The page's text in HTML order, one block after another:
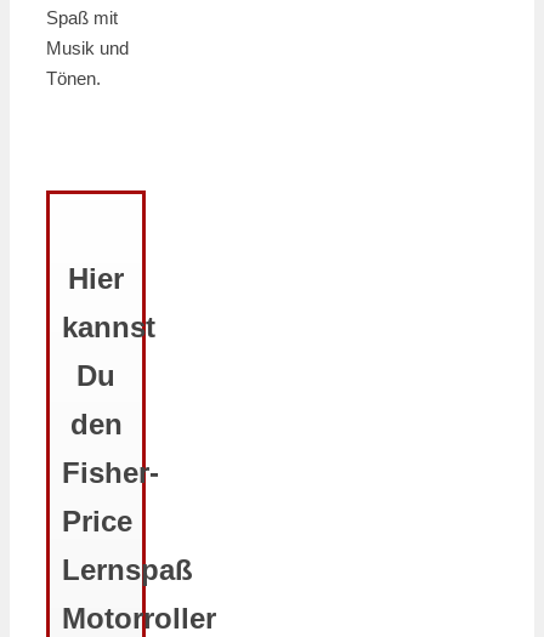
Spaß mit
Musik und
Tönen.
Hier
kannst
Du
den
Fisher-
Price
Lernspaß
Motorroller